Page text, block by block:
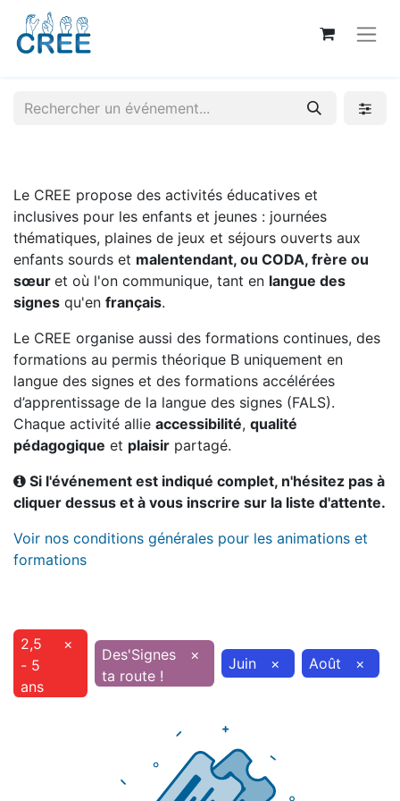
Le CREE propose des activités éducatives et
inclusives pour les enfants et jeunes : journées
thématiques, plaines de jeux et séjours ouverts aux
enfants sourds et malentendant, ou CODA, frère ou
sœur et où l'on communique, tant en langue des
signes qu'en français.
Le CREE organise aussi des formations continues, des
formations au permis théorique B uniquement en
langue des signes et des formations accélérées
d’apprentissage de la langue des signes (FALS).
Chaque activité allie accessibilité, qualité
pédagogique et plaisir partagé.
Si l'événement est indiqué complet, n'hésitez pas à
cliquer dessus et à vous inscrire sur la liste d'attente.
Voir nos conditions générales pour les animations et
formations
2,5
- 5
ans
×
Des'Signes
ta route !
× Juin × Août ×